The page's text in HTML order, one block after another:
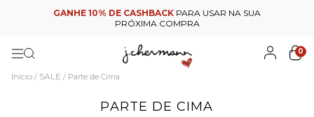
GANHE 10% DE CASHBACK PARA USAR NA SUA
PRÓXIMA COMPRA
0
Início / SALE / Parte de Cima
PARTE DE CIMA